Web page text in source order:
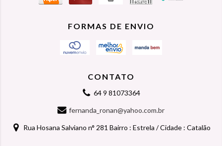
FORMAS DE ENVIO
CONTATO
64 9 81073364
fernanda_ronan@yahoo.com.br
Rua Hosana Salviano n° 281 Bairro : Estrela / Cidade : Catalão